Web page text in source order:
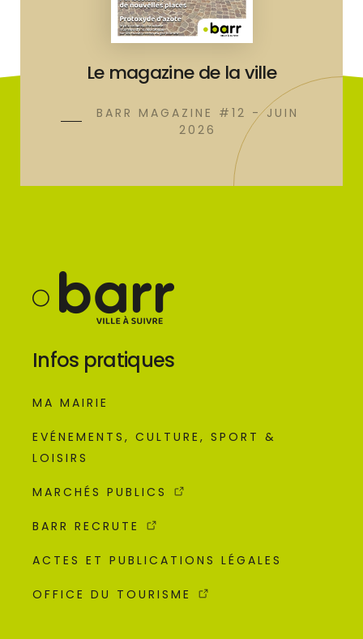
Le magazine de la ville
BARR MAGAZINE #12 - JUIN
2026
Infos pratiques
MA MAIRIE
EVÉNEMENTS, CULTURE, SPORT &
LOISIRS
MARCHÉS PUBLICS
BARR RECRUTE
ACTES ET PUBLICATIONS LÉGALES
OFFICE DU TOURISME